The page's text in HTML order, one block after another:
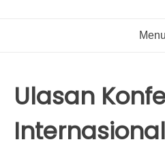
Menu
Ulasan
Internasional